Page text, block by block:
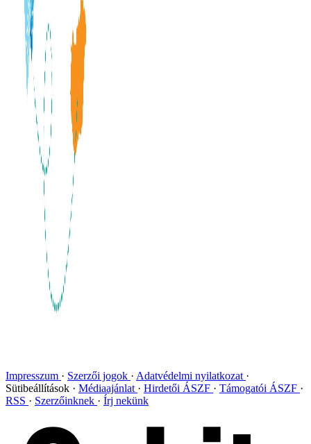
Impresszum Szerzői jogok
Adatvédelmi nyilatkozat
Sütibeállítások
Médiaajánlat Hirdetői ÁSZF
Támogatói ÁSZF
RSS
Szerzőinknek Írj nekünk